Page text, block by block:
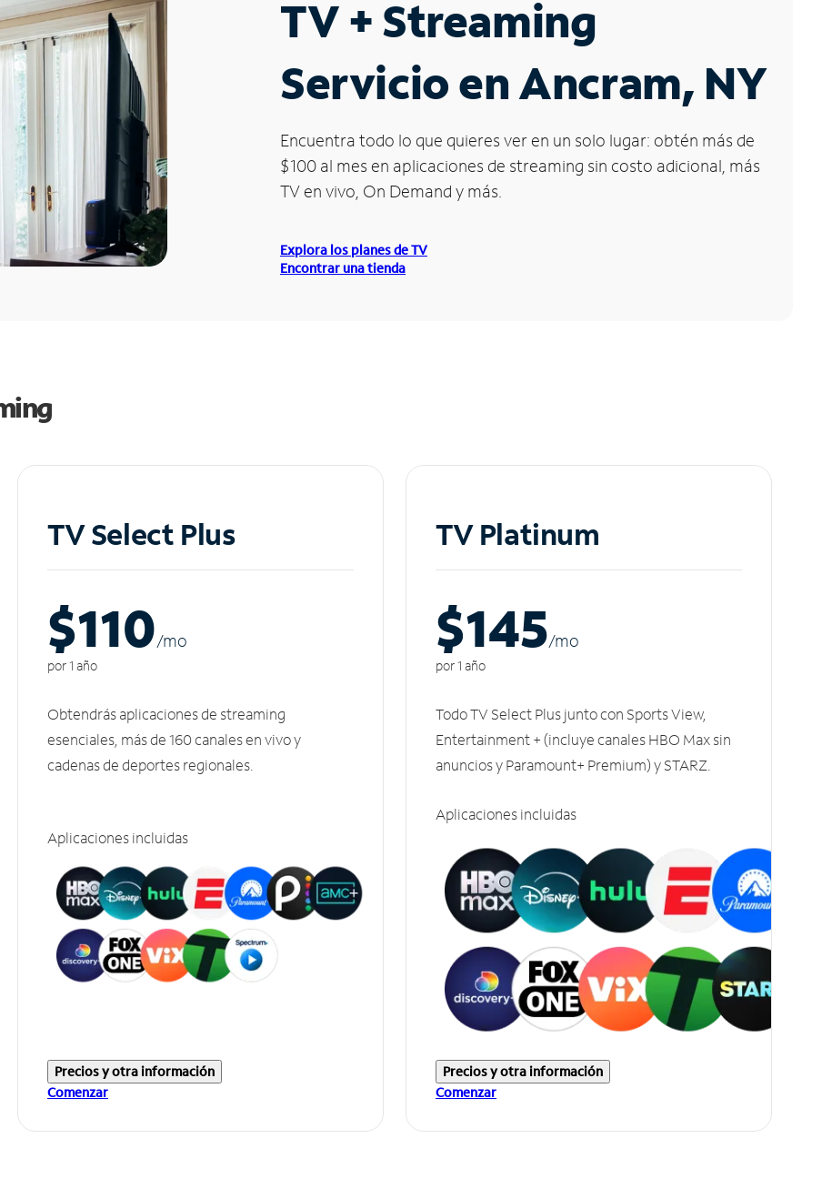
TV + Streaming
Servicio en Ancram, NY
Encuentra todo lo que quieres ver en un solo lugar: obtén más de
$100 al mes en aplicaciones de streaming sin costo adicional, más
TV en vivo, On Demand y más.
Explora los planes de TV
Encontrar una tienda
TV Select Plus
$110/mo
por 1 año
Obtendrás aplicaciones de streaming
esenciales, más de 160 canales en vivo y
cadenas de deportes regionales.
Aplicaciones incluidas
Precios y otra información
Comenzar
TV Platinum
$145/mo
por 1 año
Todo TV Select Plus junto con Sports View,
Entertainment + (incluye canales HBO Max sin
anuncios y Paramount+ Premium) y STARZ.
Aplicaciones incluidas
Precios y otra información
Comenzar